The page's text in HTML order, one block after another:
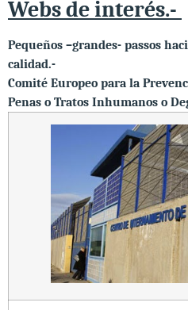
Webs de interés.-
Pequeños –grandes- passos
calidad.-
Comité Europeo para la
Penas o Tratos Inhumanos o